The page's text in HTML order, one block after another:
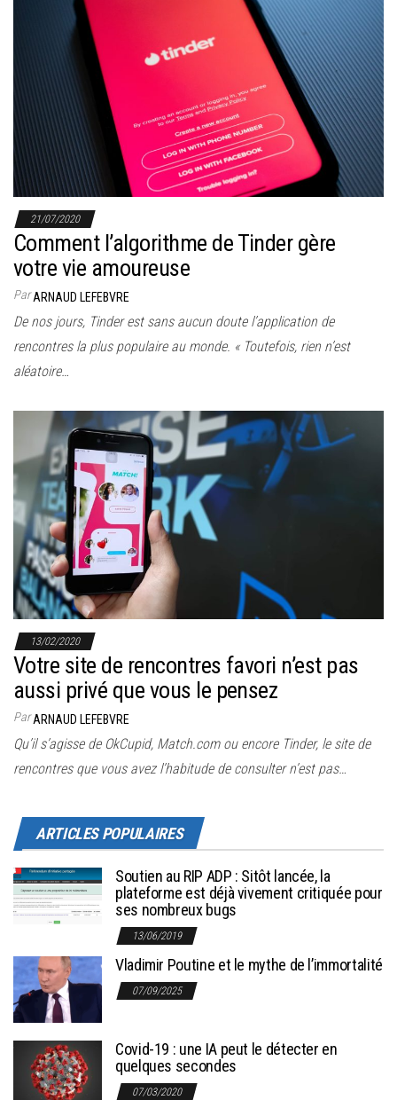
21/07/2020
Comment l’algorithme de Tinder gère
votre vie amoureuse
ParARNAUD LEFEBVRE
De nos jours, Tinder est sans aucun doute l’application de
rencontres la plus populaire au monde. « Toutefois, rien n’est
aléatoire…
13/02/2020
Votre site de rencontres favori n’est pas
aussi privé que vous le pensez
ParARNAUD LEFEBVRE
Qu’il s’agisse de OkCupid, Match.com ou encore Tinder, le site de
rencontres que vous avez l’habitude de consulter n’est pas…
ARTICLES POPULAIRES
Soutien au RIP ADP : Sitôt lancée, la
plateforme est déjà vivement critiquée pour
ses nombreux bugs
13/06/2019
Vladimir Poutine et le mythe de l’immortalité
07/09/2025
Covid-19 : une IA peut le détecter en
quelques secondes
07/03/2020